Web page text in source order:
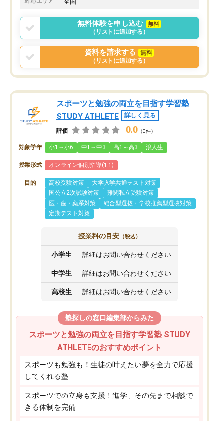
全国
無料体験を申し込む
無料
（リストに追加する）
資料を請求する
無料
（リストに追加する）
スポーツと勉強の両立を目指す学習塾
STUDY ATHLETE
詳しく見る
評価 0.0 （0件）
対象学年 小1～小6 中1～中3 高1～高3 浪人生
授業形式 オンライン個別指導(1:1)
目的 高校受験対策
大学入学共通テスト対策
国公立2次試験対策
難関私立受験対策
医・歯・薬系対策
総合型選抜・学校推薦型選抜対策
定期テスト対策
授業料の目安 （税込）
小学生 詳細はお問い合わせください
中学生 詳細はお問い合わせください
高校生 詳細はお問い合わせください
塾探しの窓口編集部からみた
スポーツと勉強の両立を目指す学習塾 STUDY
ATHLETEのおすすめポイント
スポーツも勉強も！生徒の叶えたい夢を全力で応援
してくれる塾
スポーツでの立身も支援！進学、その先まで相談で
きる体制を完備